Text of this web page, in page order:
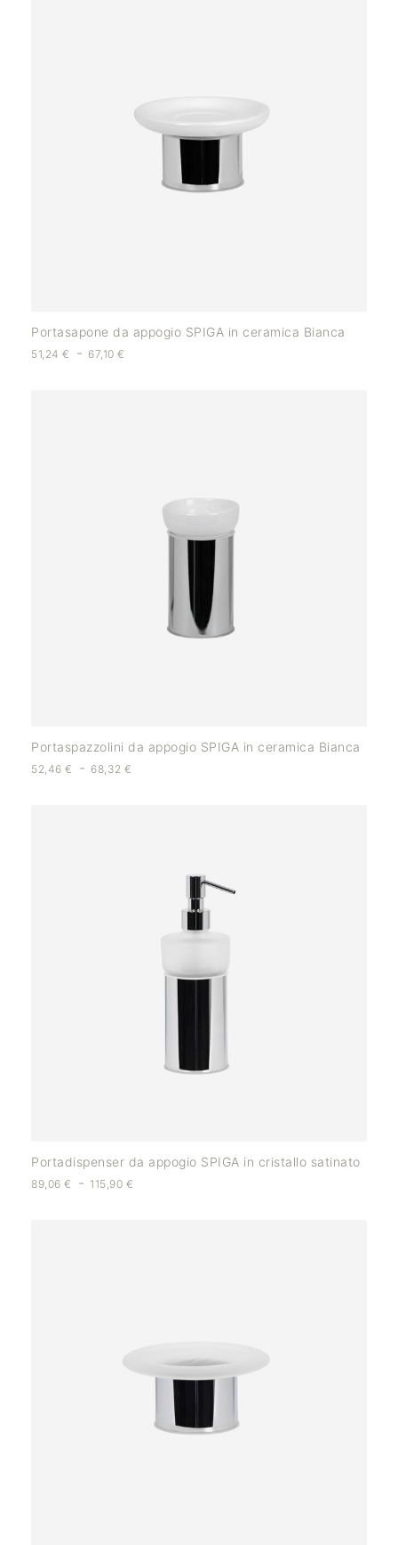
Portasapone da appogio SPIGA in ceramica Bianca
51,24 € - 67,10€
Portaspazzolini da appogio SPIGA in ceramica Bianca
52,46 € - 68,32€
Portadispenser da appogio SPIGA in cristallo satinato
89,06 € - 115,90 €